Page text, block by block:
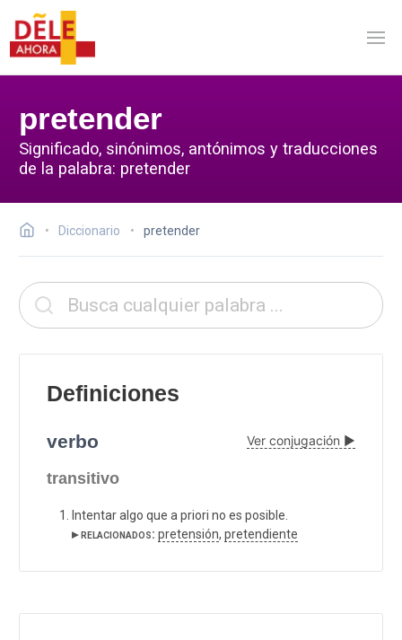
pretender
Significado, sinónimos, antónimos y traducciones
de la palabra: pretender
Diccionario pretender
Definiciones
verbo Ver conjugación ▶
transitivo
Intentar algo que a priori no es posible.
▸ relacionados: pretensión, pretendiente